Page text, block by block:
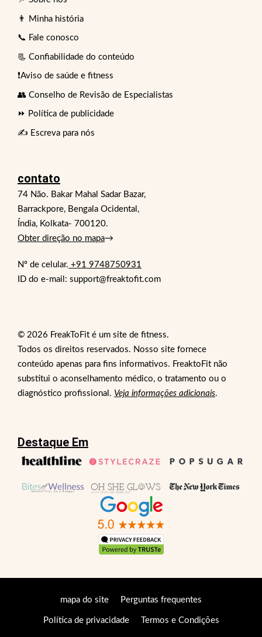
👨 Minha história
📞 Fale conosco
📃 Confiabilidade do conteúdo
❗Aviso de saúde e fitness
👥 Conselho de Revisão de Especialistas
⏩ Política de publicidade
✍️ Escreva para nós
contato
74 Não. Bakar Mahal Sadar Bazar,
Barrackpore, Bengala Ocidental,
Índia, Kolkata- 700120.
Obter direção no mapa→
Nº de celular. +91 9748750931
ID do e-mail: support@freaktofit.com
© 2026 FreakToFit é um site de fitness.
Todos os direitos reservados. Nosso site fornece
conteúdo apenas para fins informativos. FreaktoFit não
substitui o aconselhamento médico, o tratamento ou o
diagnóstico profissional. Veja informações adicionais.
Destaque Em
mapa do site Perguntas frequentes
Política de privacidade Termos e Condições